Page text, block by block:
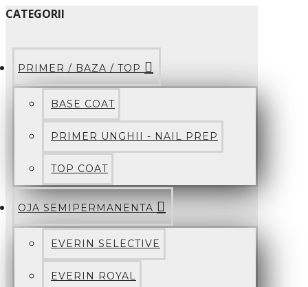
CATEGORII
PRIMER / BAZA / TOP
BASE COAT
PRIMER UNGHII - NAIL PREP
TOP COAT
OJA SEMIPERMANENTA
EVERIN SELECTIVE
EVERIN ROYAL